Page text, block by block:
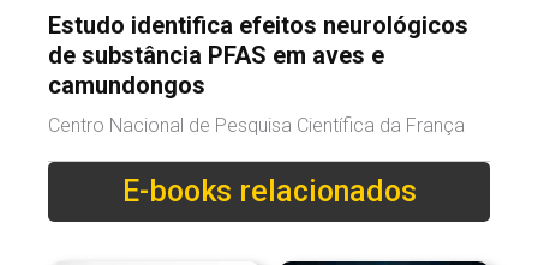
Estudo identifica efeitos neurológicos
de substância PFAS em aves e
camundongos
Centro Nacional de Pesquisa Científica da França
E-books relacionados